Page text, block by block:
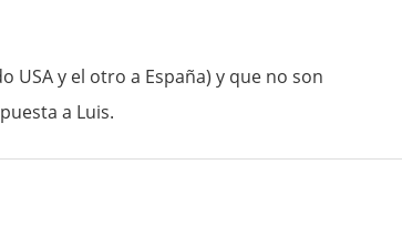
USA y el otro a España) y que no son
a Luis.